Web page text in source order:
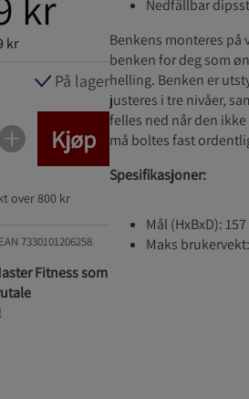
kr
På lager
Kjøp
over 800 kr
7330101206258
Fitness som
Nedfällbar
Benkens monteres på
benken for deg som
helling. Benken er
justeres i tre nivåer,
felles ned når den
må boltes fast
Spesifikasjoner:
Mål (HxBxD):
Maks